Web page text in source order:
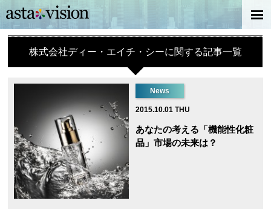
株式会社ディー・エイチ・シーに関する記事一覧
News
2015.10.01 THU
あなたの考える「機能性化粧
品」市場の未来は？